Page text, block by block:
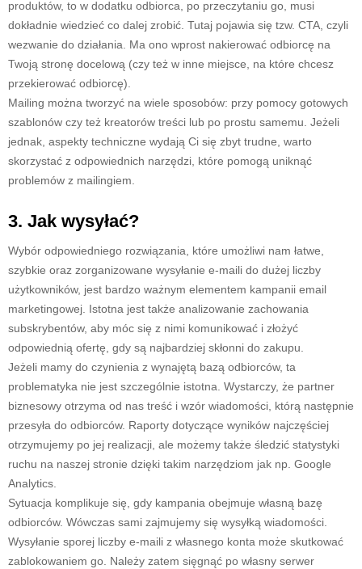
produktów, to w dodatku odbiorca, po przeczytaniu go, musi
dokładnie wiedzieć co dalej zrobić. Tutaj pojawia się tzw. CTA, czyli
wezwanie do działania. Ma ono wprost nakierować odbiorcę na
Twoją stronę docelową (czy też w inne miejsce, na które chcesz
przekierować odbiorcę).
Mailing można tworzyć na wiele sposobów: przy pomocy gotowych
szablonów czy też kreatorów treści lub po prostu samemu. Jeżeli
jednak, aspekty techniczne wydają Ci się zbyt trudne, warto
skorzystać z odpowiednich narzędzi, które pomogą uniknąć
problemów z mailingiem.
3. Jak wysyłać?
Wybór odpowiedniego rozwiązania, które umożliwi nam łatwe,
szybkie oraz zorganizowane wysyłanie e-maili do dużej liczby
użytkowników, jest bardzo ważnym elementem kampanii email
marketingowej. Istotna jest także analizowanie zachowania
subskrybentów, aby móc się z nimi komunikować i złożyć
odpowiednią ofertę, gdy są najbardziej skłonni do zakupu.
Jeżeli mamy do czynienia z wynajętą bazą odbiorców, ta
problematyka nie jest szczególnie istotna. Wystarczy, że partner
biznesowy otrzyma od nas treść i wzór wiadomości, którą następnie
przesyła do odbiorców. Raporty dotyczące wyników najczęściej
otrzymujemy po jej realizacji, ale możemy także śledzić statystyki
ruchu na naszej stronie dzięki takim narzędziom jak np. Google
Analytics.
Sytuacja komplikuje się, gdy kampania obejmuje własną bazę
odbiorców. Wówczas sami zajmujemy się wysyłką wiadomości.
Wysyłanie sporej liczby e-maili z własnego konta może skutkować
zablokowaniem go. Należy zatem sięgnąć po własny serwer